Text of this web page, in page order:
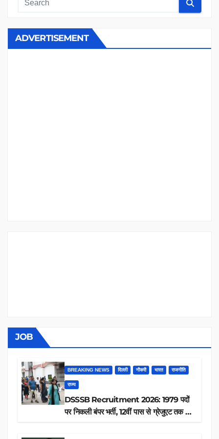
ADVERTISEMENT
JOB
BREAKING NEWS दिल्ली नौकरी भारत राजनीति
राज्य
DSSSB Recruitment 2026: 1979 पदों
पर निकली बंपर भर्ती, 12वीं पास से ग्रेजुएट तक करें